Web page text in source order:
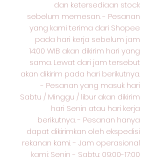
dan ketersediaan stock
sebelum memesan. - Pesanan
yang kami terima dari Shopee
pada hari kerja sebelum jam
14:00 WIB akan dikirim hari yang
sama. Lewat dari jam tersebut
akan dikirim pada hari berikutnya.
- Pesanan yang masuk hari
Sabtu / Minggu / libur akan dikirim
hari Senin atau hari kerja
berikutnya. - Pesanan hanya
dapat dikirimkan oleh ekspedisi
rekanan kami. - Jam operasional
kami: Senin - Sabtu: 09:00-17:00